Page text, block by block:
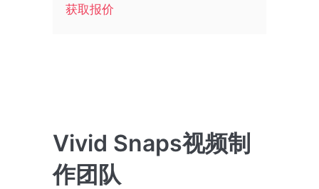
获取报价
Vivid Snaps视频制
作团队